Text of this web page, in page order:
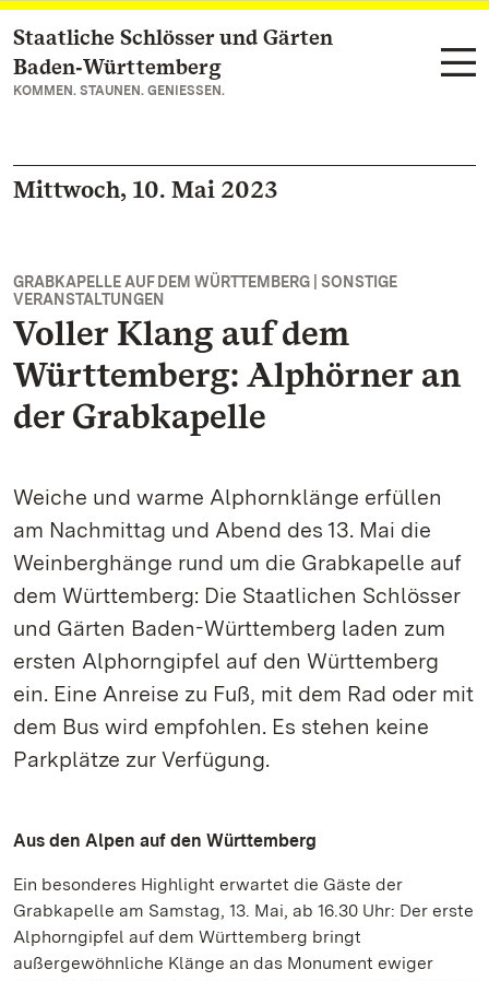
Zum Hauptinhalt springen
Staatliche Schlösser und Gärten
Baden‑Württemberg
KOMMEN. STAUNEN. GENIESSEN.
Mittwoch, 10. Mai 2023
GRABKAPELLE AUF DEM WÜRTTEMBERG | SONSTIGE
VERANSTALTUNGEN
Voller Klang auf dem
Württemberg: Alphörner an
der Grabkapelle
Weiche und warme Alphornklänge erfüllen
am Nachmittag und Abend des 13. Mai die
Weinberghänge rund um die Grabkapelle auf
dem Württemberg: Die Staatlichen Schlösser
und Gärten Baden-Württemberg laden zum
ersten Alphorngipfel auf den Württemberg
ein. Eine Anreise zu Fuß, mit dem Rad oder mit
dem Bus wird empfohlen. Es stehen keine
Parkplätze zur Verfügung.
Aus den Alpen auf den Württemberg
Ein besonderes Highlight erwartet die Gäste der
Grabkapelle am Samstag, 13. Mai, ab 16.30 Uhr: Der erste
Alphorngipfel auf dem Württemberg bringt
außergewöhnliche Klänge an das Monument ewiger